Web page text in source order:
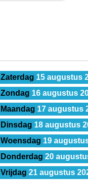
Zaterdag 15 augustus
Zondag 16 augustus
Maandag 17 augustus
Dinsdag 18 augustus
Woensdag 19
Donderdag 20
Vrijdag 21 augustus